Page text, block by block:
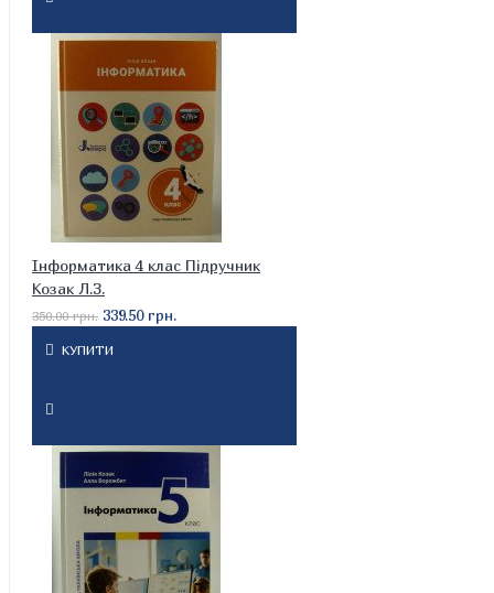
Інформатика 4 клас Підручник
Козак Л.З.
350.00 грн. 339.50 грн.
КУПИТИ